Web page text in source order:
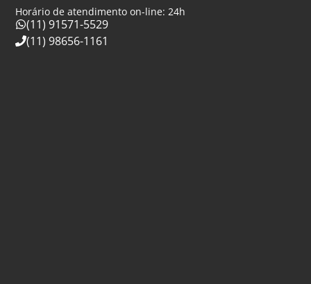
Horário de atendimento on-line: 24h
(11) 91571-5529
(11) 98656-1161